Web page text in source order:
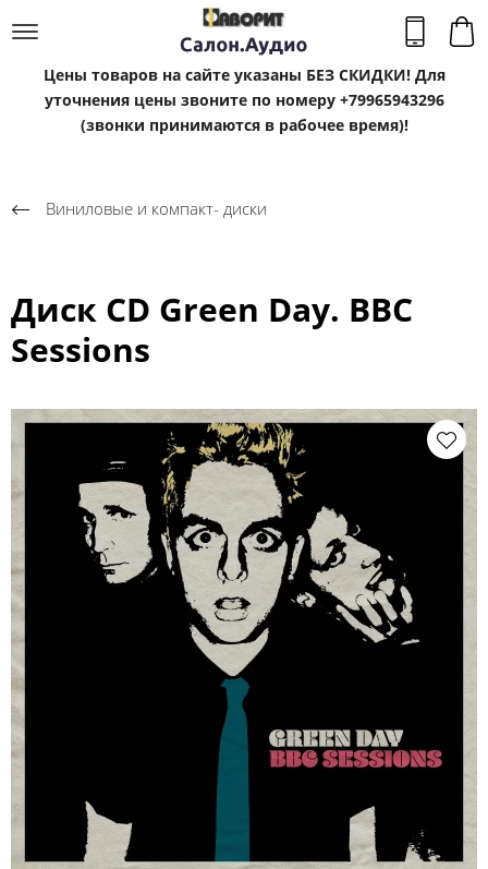
Цены товаров на сайте указаны БЕЗ СКИДКИ! Для
уточнения цены звоните по номеру +79965943296
(звонки принимаются в рабочее время)!
Виниловые и компакт- диски
Диск CD Green Day. BBC
Sessions